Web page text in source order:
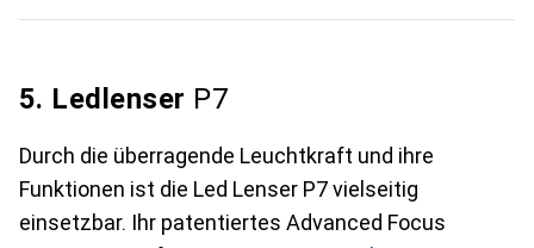
5. Ledlenser P7
Durch die überragende Leuchtkraft und ihre
Funktionen ist die Led Lenser P7 vielseitig
einsetzbar. Ihr patentiertes Advanced Focus